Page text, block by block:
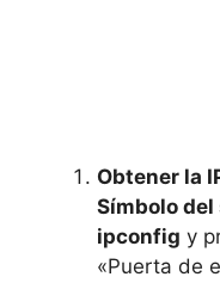
Obtener la
Símbolo
ipconfig y
«Puerta de